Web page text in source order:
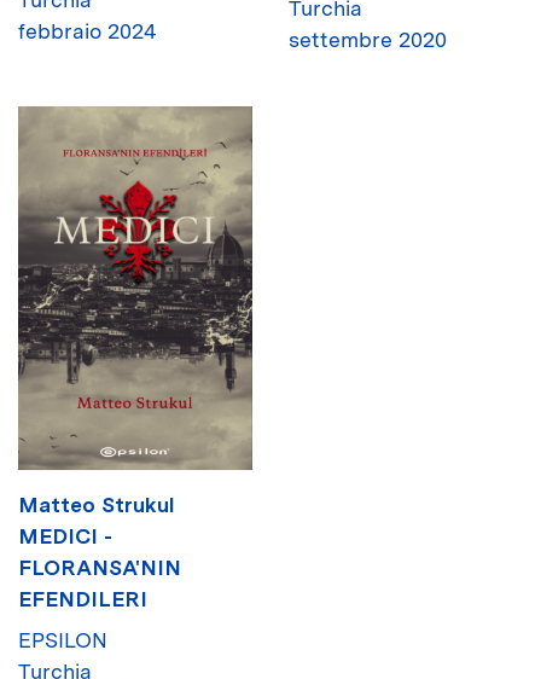
febbraio 2024
Turchia
settembre 2020
Matteo Strukul
MEDICI -
FLORANSA'NIN
EFENDILERI
EPSILON
Turchia